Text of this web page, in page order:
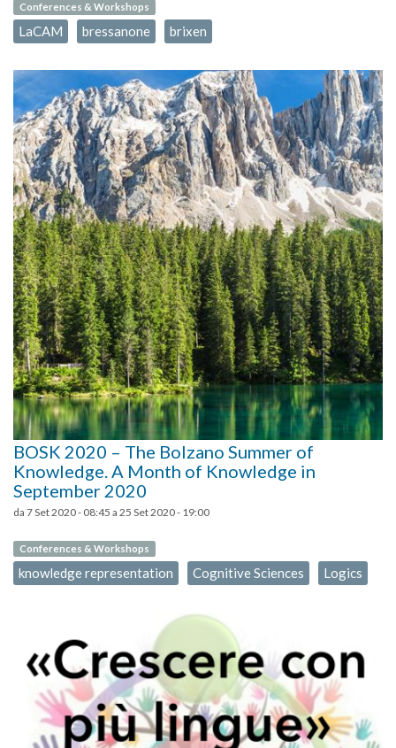
Conferences & Workshops
LaCAM bressanone brixen
BOSK 2020 – The Bolzano Summer of
Knowledge. A Month of Knowledge in
September 2020
da 7 Set 2020 - 08:45 a 25 Set 2020 - 19:00
Conferences & Workshops
knowledge representation Cognitive Sciences Logics